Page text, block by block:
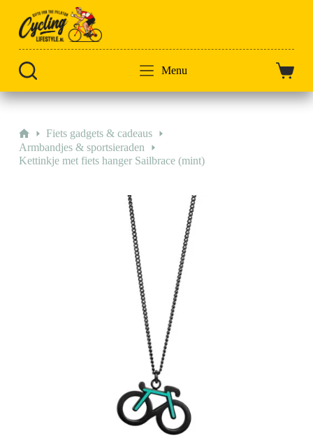
artikel
Menu
HomeFiets gadgets & cadeaus
Armbandjes & sportsieraden
Kettinkje met fiets hanger Sailbrace (mint)